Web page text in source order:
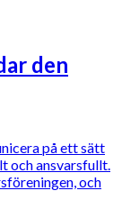
den
på ett sätt
och ansvarsfullt.
och